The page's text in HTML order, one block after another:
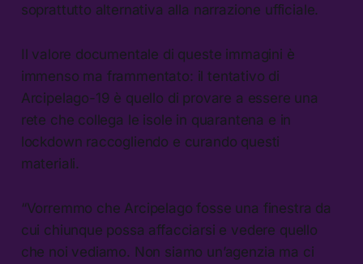
soprattutto alternativa alla narrazione ufficiale.
Il valore documentale di queste immagini è
immenso ma frammentato: il tentativo di
Arcipelago-19 è quello di provare a essere una
rete che collega le isole in quarantena e in
lockdown raccogliendo e curando questi
materiali.
“Vorremmo che Arcipelago fosse una finestra da
cui chiunque possa affacciarsi e vedere quello
che noi vediamo. Non siamo un’agenzia ma ci